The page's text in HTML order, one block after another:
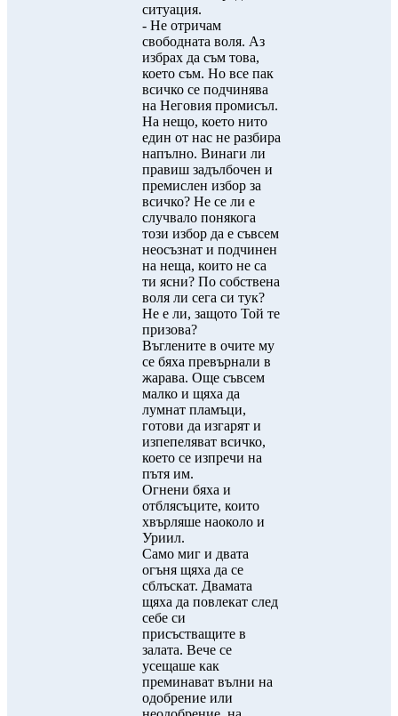
ситуация.
- Не отричам
свободната воля. Аз
избрах да съм това,
което съм. Но все пак
всичко се подчинява
на Неговия промисъл.
На нещо, което нито
един от нас не разбира
напълно. Винаги ли
правиш задълбочен и
премислен избор за
всичко? Не се ли е
случвало понякога
този избор да е съвсем
неосъзнат и подчинен
на неща, които не са
ти ясни? По собствена
воля ли сега си тук?
Не е ли, защото Той те
призова?
Въглените в очите му
се бяха превърнали в
жарава. Още съвсем
малко и щяха да
лумнат пламъци,
готови да изгарят и
изпепеляват всичко,
което се изпречи на
пътя им.
Огнени бяха и
отблясъците, които
хвърляше наоколо и
Уриил.
Само миг и двата
огъня щяха да се
сблъскат. Двамата
щяха да повлекат след
себе си
присъстващите в
залата. Вече се
усещаше как
преминават вълни на
одобрение или